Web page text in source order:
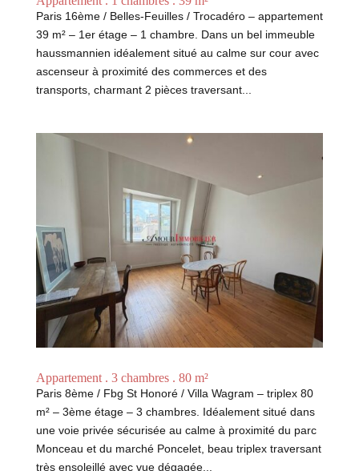
Paris 16ème / Belles-Feuilles / Trocadéro – appartement
39 m² – 1er étage – 1 chambre. Dans un bel immeuble
haussmannien idéalement situé au calme sur cour avec
ascenseur à proximité des commerces et des
transports, charmant 2 pièces traversant...
Appartement . 3 chambres . 80 m²
Paris 8ème / Fbg St Honoré / Villa Wagram – triplex 80
m² – 3ème étage – 3 chambres. Idéalement situé dans
une voie privée sécurisée au calme à proximité du parc
Monceau et du marché Poncelet, beau triplex traversant
très ensoleillé avec vue dégagée...